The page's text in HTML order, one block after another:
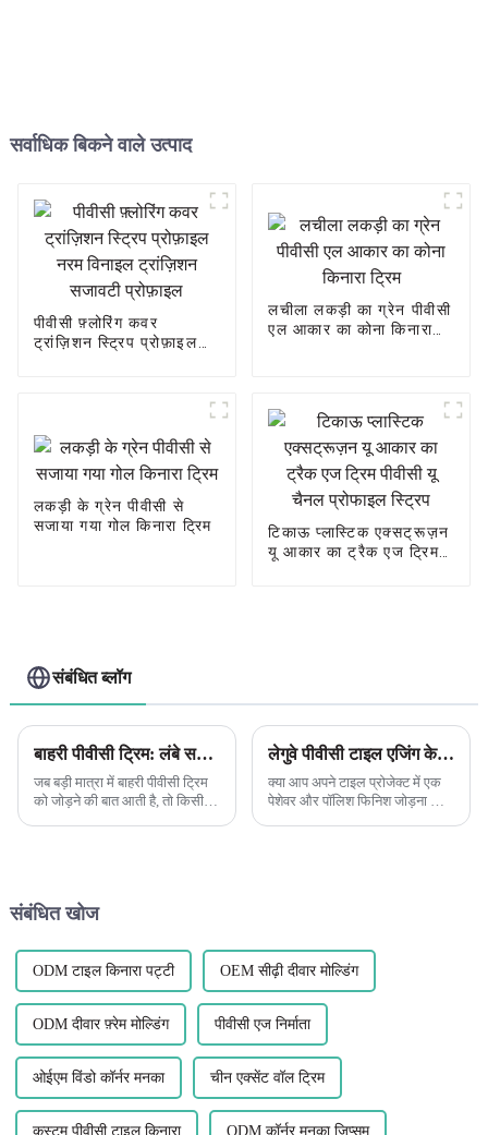
सर्वाधिक बिकने वाले उत्पाद
पीवीसी फ़्लोरिंग कवर
ट्रांज़िशन स्ट्रिप प्रोफ़ाइल
लचीला लकड़ी का ग्रेन पीवीसी
एल आकार का कोना किनारा
लकड़ी के ग्रेन पीवीसी से
सजाया गया गोल किनारा ट्रिम
टिकाऊ प्लास्टिक एक्सट्रूज़न
यू आकार का ट्रैक एज ट्रिम
संबंधित ब्लॉग
बाहरी पीवीसी ट्रिम: लंबे समय तक चलने में शामिल होना, किसी भी गोंद या फास्टनरों को लगाने से पहले यह देखने के लिए कि क्या आपके पास एक अच्छा फिट है, अपने टुकड़ों को ड्राई फिट करना हमेशा एक अच्छा विचार है।
जब बड़ी मात्रा में बाहरी पीवीसी ट्रिम
को जोड़ने की बात आती है, तो किसी भी
लेगुवे पीवीसी टाइल एजिंग के साथ अपनी टाइल परियोजनाओं को बढ़ाएं
क्या आप अपने टाइल प्रोजेक्ट में एक
पेशेवर और पॉलिश फिनिश जोड़ना चाह
संबंधित खोज
ODM टाइल किनारा पट्टी OEM सीढ़ी दीवार मोल्डिंग
ODM दीवार फ़्रेम मोल्डिंग पीवीसी एज निर्माता
ओईएम विंडो कॉर्नर मनका चीन एक्सेंट वॉल ट्रिम
कस्टम पीवीसी टाइल किनारा ODM कॉर्नर मनका जिप्सम